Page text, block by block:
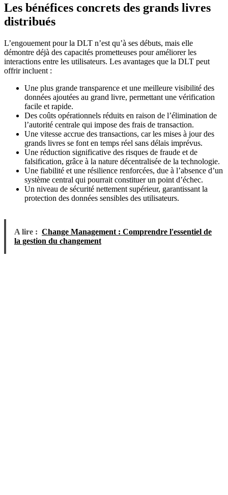
Les bénéfices concrets des grands livres
distribués
L’engouement pour la DLT n’est qu’à ses débuts, mais elle
démontre déjà des capacités prometteuses pour améliorer les
interactions entre les utilisateurs. Les avantages que la DLT peut
offrir incluent :
Une plus grande transparence et une meilleure visibilité des
données ajoutées au grand livre, permettant une vérification
facile et rapide.
Des coûts opérationnels réduits en raison de l’élimination de
l’autorité centrale qui impose des frais de transaction.
Une vitesse accrue des transactions, car les mises à jour des
grands livres se font en temps réel sans délais imprévus.
Une réduction significative des risques de fraude et de
falsification, grâce à la nature décentralisée de la technologie.
Une fiabilité et une résilience renforcées, due à l’absence d’un
système central qui pourrait constituer un point d’échec.
Un niveau de sécurité nettement supérieur, garantissant la
protection des données sensibles des utilisateurs.
A lire : Change Management : Comprendre l'essentiel de
la gestion du changement